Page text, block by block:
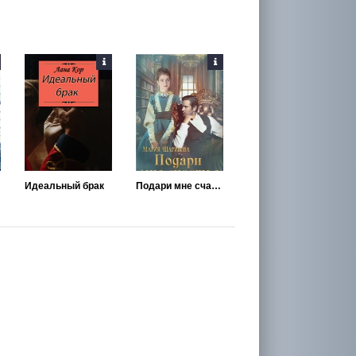
Идеальный брак Подари мне счастье